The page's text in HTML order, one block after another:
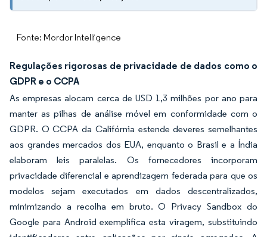
Fonte: Mordor Intelligence
Regulações rigorosas de privacidade de dados como o
GDPR e o CCPA
As empresas alocam cerca de USD 1,3 milhões por ano para
manter as pilhas de análise móvel em conformidade com o
GDPR. O CCPA da Califórnia estende deveres semelhantes
aos grandes mercados dos EUA, enquanto o Brasil e a Índia
elaboram leis paralelas. Os fornecedores incorporam
privacidade diferencial e aprendizagem federada para que os
modelos sejam executados em dados descentralizados,
minimizando a recolha em bruto. O Privacy Sandbox do
Google para Android exemplifica esta viragem, substituindo